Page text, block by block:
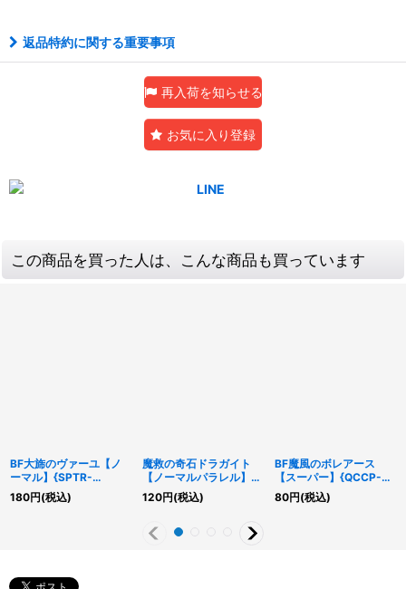
返品特約に関する重要事項
再入荷を知らせる
お気に入り登録
この商品を買った人は、こんな商品も買っています
BF大旆のヴァーユ【ノ
ーマル】{SPTR-
JP039}《モンスター》
180円(税込)
魔救の奇石ドラガイト
【ノーマルパラレル】
{DBSS-JP006}《モン
スター》
120円(税込)
BF魔風のボレアース
【スーパー】{QCCP-
JP139}《シンクロ》
80円(税込)